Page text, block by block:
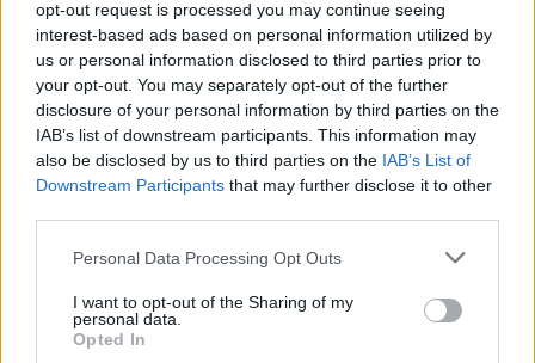
opt-out request is processed you may continue seeing
interest-based ads based on personal information utilized by
us or personal information disclosed to third parties prior to
your opt-out. You may separately opt-out of the further
disclosure of your personal information by third parties on the
IAB’s list of downstream participants. This information may
also be disclosed by us to third parties on the IAB’s List of
Downstream Participants that may further disclose it to other
Please note that this website/app uses one or more Google
not limited to your visit or usage behaviour. You may click to
grant or deny consent to Google and its third-party tags to
use your data for below specified purposes in below Google
Personal Data Processing Opt Outs
I want to opt-out of the Sharing of my
personal data.
Opted In
produzione più sostenibile e una relazione con il
cliente più rilevante e trasparente.
AUTORE
Linda Pellegrini
Linda Pellegrini ha raccontato da Genova il
processo di riconversione dell'ex area
portuale entrando in Comune per un'intervista
decisiva; è caporedattore con responsabilità
sulle rubriche storiche e propone in
redazione inchieste su memoria locale.